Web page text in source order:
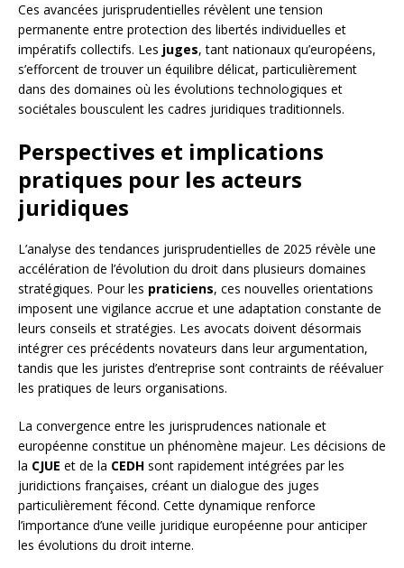
Ces avancées jurisprudentielles révèlent une tension
permanente entre protection des libertés individuelles et
impératifs collectifs. Les juges, tant nationaux qu’européens,
s’efforcent de trouver un équilibre délicat, particulièrement
dans des domaines où les évolutions technologiques et
sociétales bousculent les cadres juridiques traditionnels.
Perspectives et implications
pratiques pour les acteurs
juridiques
L’analyse des tendances jurisprudentielles de 2025 révèle une
accélération de l’évolution du droit dans plusieurs domaines
stratégiques. Pour les praticiens, ces nouvelles orientations
imposent une vigilance accrue et une adaptation constante de
leurs conseils et stratégies. Les avocats doivent désormais
intégrer ces précédents novateurs dans leur argumentation,
tandis que les juristes d’entreprise sont contraints de réévaluer
les pratiques de leurs organisations.
La convergence entre les jurisprudences nationale et
européenne constitue un phénomène majeur. Les décisions de
la CJUE et de la CEDH sont rapidement intégrées par les
juridictions françaises, créant un dialogue des juges
particulièrement fécond. Cette dynamique renforce
l’importance d’une veille juridique européenne pour anticiper
les évolutions du droit interne.